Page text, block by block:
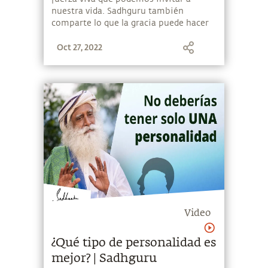
nuestra vida. Sadhguru también
comparte lo que la gracia puede hacer
disponible para la gracia.
Oct 27, 2022
Video
¿Qué tipo de personalidad es
mejor? | Sadhguru